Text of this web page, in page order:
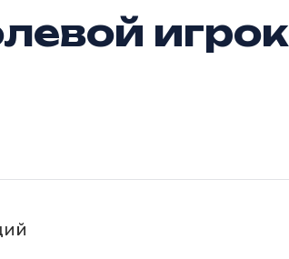
игрок